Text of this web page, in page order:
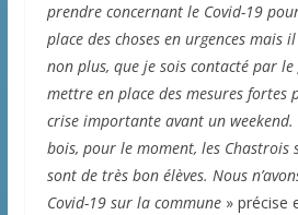
prendre concernant le Covid-19
place des choses en urgences mais
non plus, que je sois contacté par
mettre en place des mesures fortes
crise importante avant un
bois, pour le moment, les Chastrois
sont de très bon élèves. Nous
Covid-19 sur la commune» précise